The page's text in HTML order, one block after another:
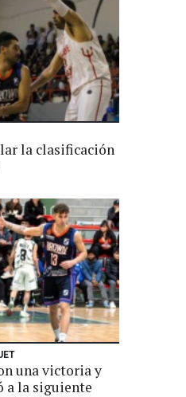
la clasificación
una victoria y
a la siguiente